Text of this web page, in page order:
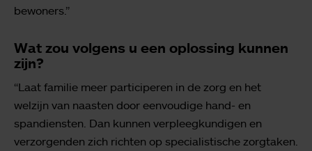
bewoners.”
Wat zou volgens u een oplossing kunnen
zijn?
“Laat familie meer participeren in de zorg en het
welzijn van naasten door eenvoudige hand- en
spandiensten. Dan kunnen verpleegkundigen en
verzorgenden zich richten op specialistische zorgtaken.